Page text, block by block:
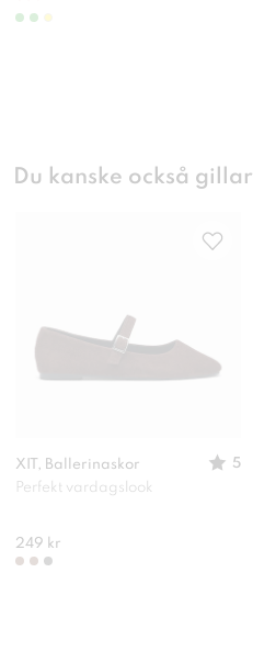
Du kanske också gillar
XIT, Ballerinaskor
5
Perfekt vardagslook
249 kr